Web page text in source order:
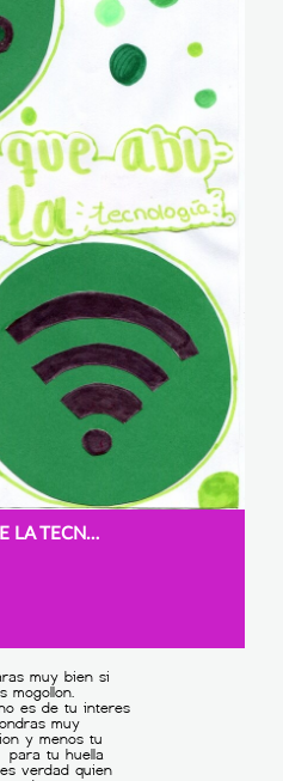
NO HAY QUE ABUSAR DE LA TECNOLOGÍA